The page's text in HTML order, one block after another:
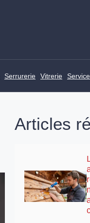
Serrurerie Vitrerie
Articles